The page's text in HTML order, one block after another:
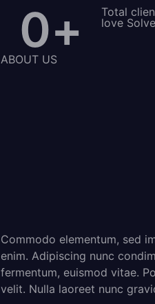
0+
Total
love
ABOUT US
Commodo elementum, sed
enim. Adipiscing nunc
fermentum, euismod vitae.
velit. Nulla laoreet nunc